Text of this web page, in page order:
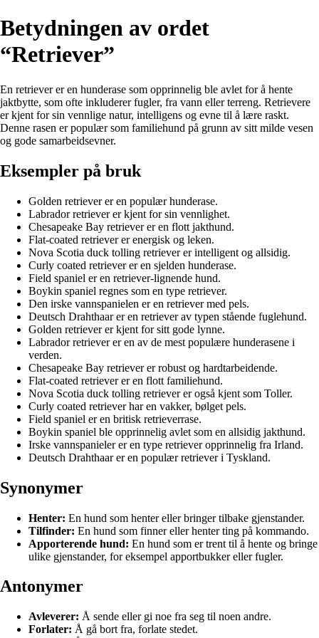
Betydningen av ordet
“Retriever”
En retriever er en hunderase som opprinnelig ble avlet for å hente
jaktbytte, som ofte inkluderer fugler, fra vann eller terreng. Retrievere
er kjent for sin vennlige natur, intelligens og evne til å lære raskt.
Denne rasen er populær som familiehund på grunn av sitt milde vesen
og gode samarbeidsevner.
Eksempler på bruk
Golden retriever er en populær hunderase.
Labrador retriever er kjent for sin vennlighet.
Chesapeake Bay retriever er en flott jakthund.
Flat-coated retriever er energisk og leken.
Nova Scotia duck tolling retriever er intelligent og allsidig.
Curly coated retriever er en sjelden hunderase.
Field spaniel er en retriever-lignende hund.
Boykin spaniel regnes som en type retriever.
Den irske vannspanielen er en retriever med pels.
Deutsch Drahthaar er en retriever av typen stående fuglehund.
Golden retriever er kjent for sitt gode lynne.
Labrador retriever er en av de mest populære hunderasene i
verden.
Chesapeake Bay retriever er robust og hardtarbeidende.
Flat-coated retriever er en flott familiehund.
Nova Scotia duck tolling retriever er også kjent som Toller.
Curly coated retriever har en vakker, bølget pels.
Field spaniel er en britisk retrieverrase.
Boykin spaniel ble opprinnelig avlet som en allsidig jakthund.
Irske vannspanieler er en type retriever opprinnelig fra Irland.
Deutsch Drahthaar er en populær retriever i Tyskland.
Synonymer
Henter: En hund som henter eller bringer tilbake gjenstander.
Tilfinder: En hund som finner eller henter ting på kommando.
Apporterende hund: En hund som er trent til å hente og bringe
ulike gjenstander, for eksempel apportbukker eller fugler.
Antonymer
Avleverer: Å sende eller gi noe fra seg til noen andre.
Forlater: Å gå bort fra, forlate stedet.